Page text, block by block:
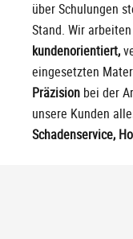
über Schulungen
Stand. Wir arbeiten
kundenorientiert,
eingesetzten
Präzision bei der
unsere Kunden
Schadenservice,